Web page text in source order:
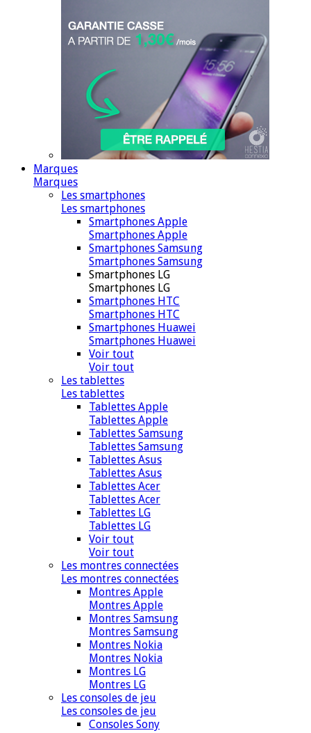
Marques
Marques
Les smartphones
Les smartphones
Smartphones Apple
Smartphones Apple
Smartphones Samsung
Smartphones Samsung
Smartphones LG
Smartphones LG
Smartphones HTC
Smartphones HTC
Smartphones Huawei
Smartphones Huawei
Voir tout
Voir tout
Les tablettes
Les tablettes
Tablettes Apple
Tablettes Apple
Tablettes Samsung
Tablettes Samsung
Tablettes Asus
Tablettes Asus
Tablettes Acer
Tablettes Acer
Tablettes LG
Tablettes LG
Voir tout
Voir tout
Les montres connectées
Les montres connectées
Montres Apple
Montres Apple
Montres Samsung
Montres Samsung
Montres Nokia
Montres Nokia
Montres LG
Montres LG
Les consoles de jeu
Les consoles de jeu
Consoles Sony